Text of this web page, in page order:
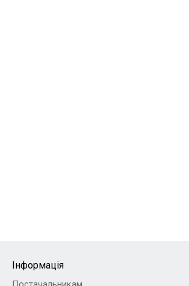
Інформація